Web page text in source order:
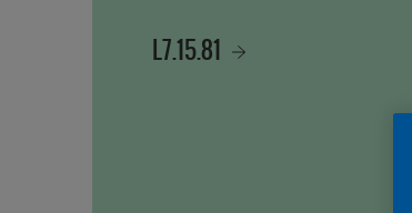
L7.15.81